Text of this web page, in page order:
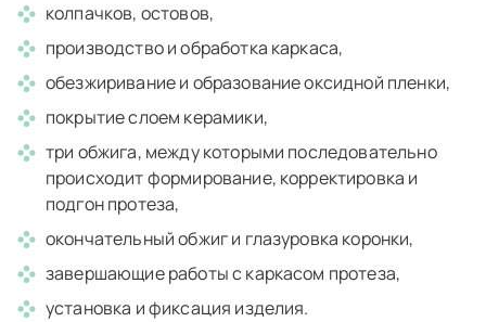
колпачков, остовов,
производство и обработка каркаса,
обезжиривание и образование оксидной пленки,
покрытие слоем керамики,
три обжига, между которыми последовательно
происходит формирование, корректировка и
подгон протеза,
окончательный обжиг и глазуровка коронки,
завершающие работы с каркасом протеза,
установка и фиксация изделия.